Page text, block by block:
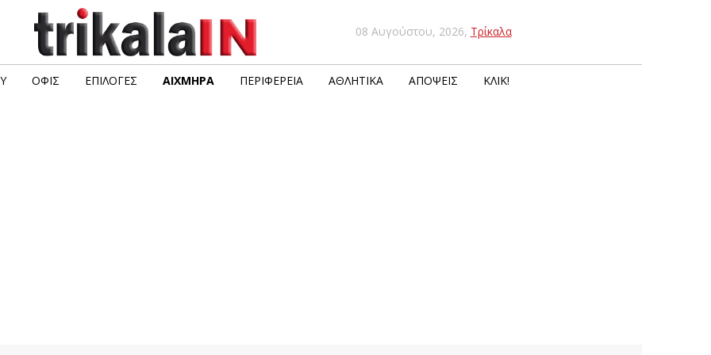
08 Αυγούστου, 2026, Τρίκαλα
ΟΦΙΣ ΕΠΙΛΟΓΈΣ ΑΙΧΜΗΡΆ ΠΕΡΙΦΈΡΕΙΑ ΑΘΛΗΤΙΚΆ ΑΠΌΨΕΙΣ ΚΛΙΚ!